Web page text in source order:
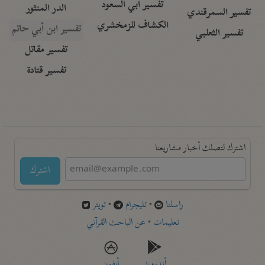
تفسير السمرقندي
تفسير الثعلبي
تفسير أبي السعود
الكشاف للزمخشري
الدر المنثور
تفسير ابن أبي حاتم
تفسير مقاتل
تفسير قتادة
اشترك لتصلك أخبار مشاريعنا
اشترك
راسلنا •تليجرام •تويتر
تعليمات •عن الباحث القرآني